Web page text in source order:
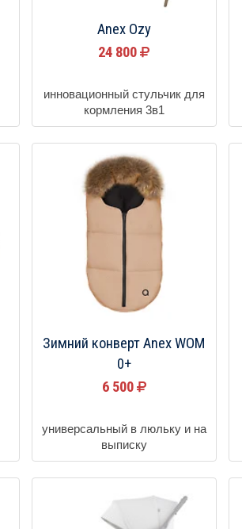
Anex Ozy
24 800
инновационный стульчик для
кормления 3в1
Зимний конверт Anex WOM
0+
6 500
универсальный в люльку и на
выписку